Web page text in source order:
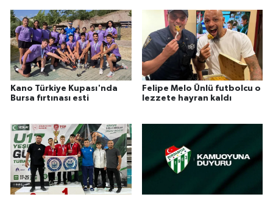
Kano Türkiye Kupası'nda
Bursa fırtınası esti
Felipe Melo Ünlü futbolcu o
lezzete hayran kaldı